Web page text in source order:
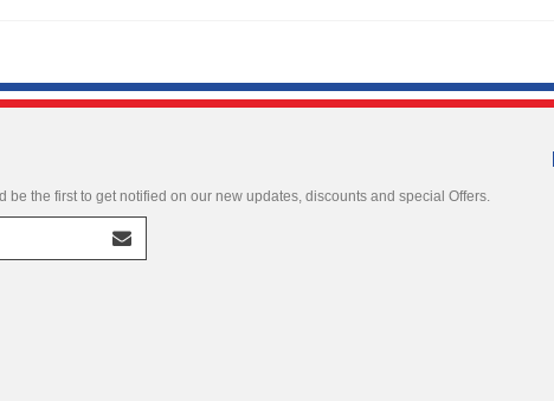
be the first to get notified on our new updates, discounts and special Offers.